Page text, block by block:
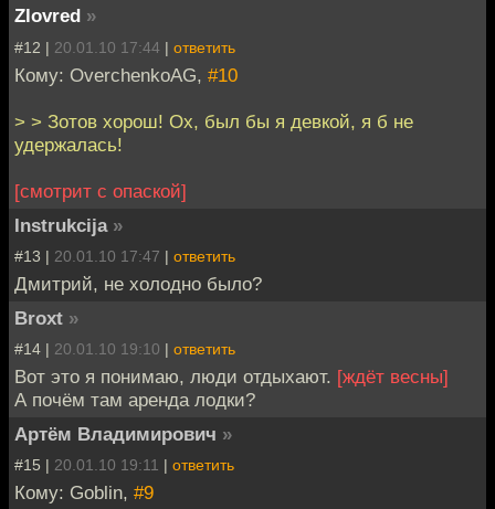
Zlovred »
#12 | 20.01.10 17:44 | ответить
Кому: OverchenkoAG, #10
> > Зотов хорош! Ох, был бы я девкой, я б не
удержалась!
[смотрит с опаской]
Instrukcija »
#13 | 20.01.10 17:47 | ответить
Дмитрий, не холодно было?
Broxt »
#14 | 20.01.10 19:10 | ответить
Вот это я понимаю, люди отдыхают. [ждёт весны]
А почём там аренда лодки?
Артём Владимирович »
#15 | 20.01.10 19:11 | ответить
Кому: Goblin, #9